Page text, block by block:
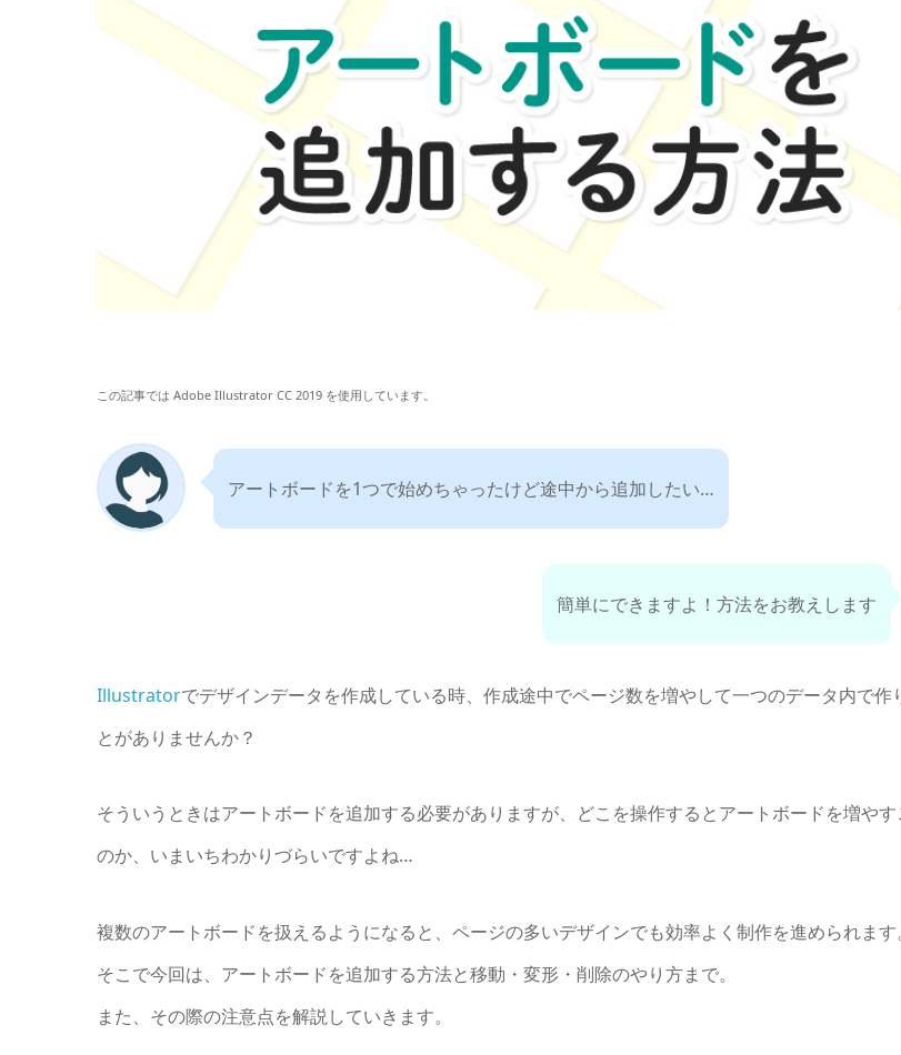
この記事では Adobe Illustrator CC 2019 を使用しています。
アートボードを1つで始めちゃったけど途中から追加したい…
簡単にできますよ！方法をお教えします
Illustratorでデザインデータを作成している時、作成途中でページ数を増やして一つのデータ内で作
とがありませんか？
そういうときはアートボードを追加する必要がありますが、どこを操作するとアートボードを増や
のか、いまいちわかりづらいですよね…
複数のアートボードを扱えるようになると、ページの多いデザインでも効率よく制作を進められます。
そこで今回は、アートボードを追加する方法と移動・変形・削除のやり方まで。
また、その際の注意点を解説していきます。